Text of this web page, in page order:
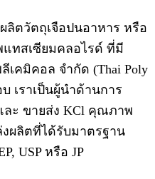
ลิตวัตถุเจือปนอาหาร หรือ
แทสเซียมคลอไรด์ ที่มี
เคมิคอล จำกัด (Thai Poly
เราเป็นผู้นำด้านการ
และ ขายส่ง KCl คุณภาพ
ผลิตที่ได้รับมาตรฐาน
USP หรือ JP